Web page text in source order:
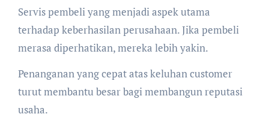
Servis pembeli yang menjadi aspek utama
terhadap keberhasilan perusahaan. Jika pembeli
merasa diperhatikan, mereka lebih yakin.
Penanganan yang cepat atas keluhan customer
turut membantu besar bagi membangun reputasi
usaha.